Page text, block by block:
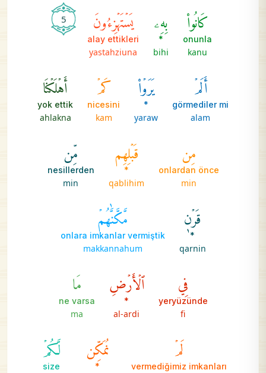
كَانُواْ
onunla
kanu
بِهِۦ
*
bihi
يَسۡتَهۡزِءُونَ
alay ettikleri
yastahziuna
5
أَلَمۡ
görmediler mi
alam
يَرَوۡاْ
*
yaraw
كَمۡ
nicesini
kam
أَهۡلَكۡنَا
yok ettik
ahlakna
مِن
onlardan önce
min
قَبۡلِهِم
*
qablihim
مِّن
nesillerden
min
قَرۡنٖ
*
qarnin
مَّكَّنَّٰهُمۡ
onlara imkanlar vermiştik
makkannahum
فِي
yeryüzünde
fi
ٱلۡأَرۡضِ
*
al-ardi
مَا
ne varsa
ma
لَمۡ
vermediğimiz imkanları
نُمَكِّن
*
لَّكُمۡ
size